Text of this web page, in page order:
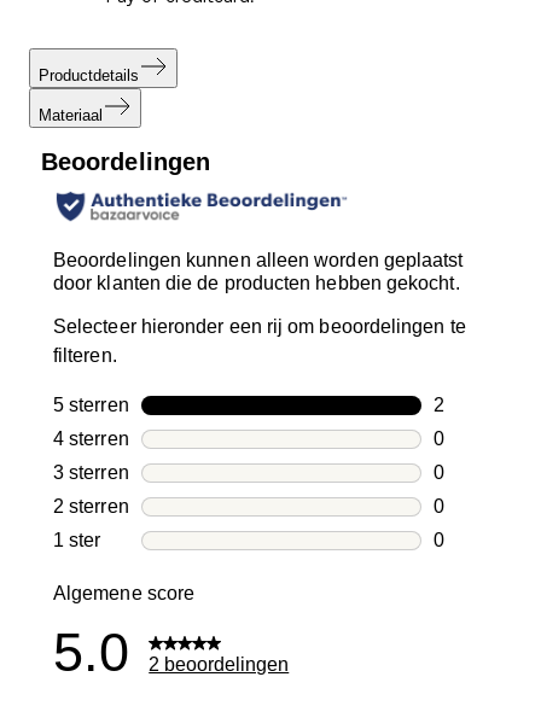
Productdetails
Materiaal
Beoordelingen
Beoordelingen kunnen alleen worden geplaatst
door klanten die de producten hebben gekocht.
Selecteer hieronder een rij om beoordelingen te
filteren.
5 sterren sterren
2
2
4 sterren sterren
0
0
3 sterren sterren
0
0
2 sterren sterren
0
0
1 ster sterren
0
Algemene score
5.0 2 beoordelingen